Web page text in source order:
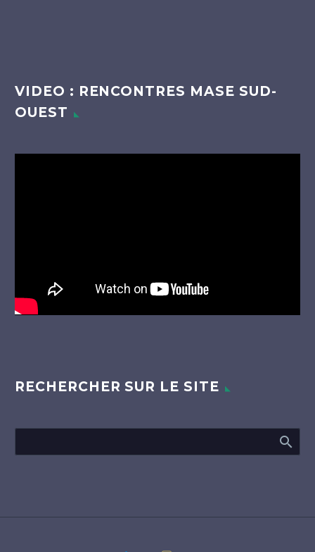
VIDEO : RENCONTRES MASE SUD-
OUEST
RECHERCHER SUR LE SITE